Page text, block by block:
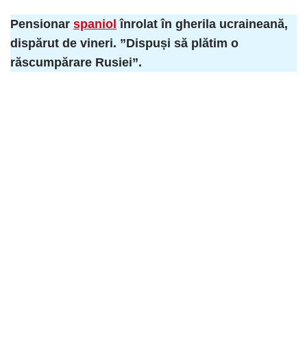
Pensionar spaniol înrolat în gherila ucraineană,
dispărut de vineri. ”Dispuși să plătim o
răscumpărare Rusiei”.